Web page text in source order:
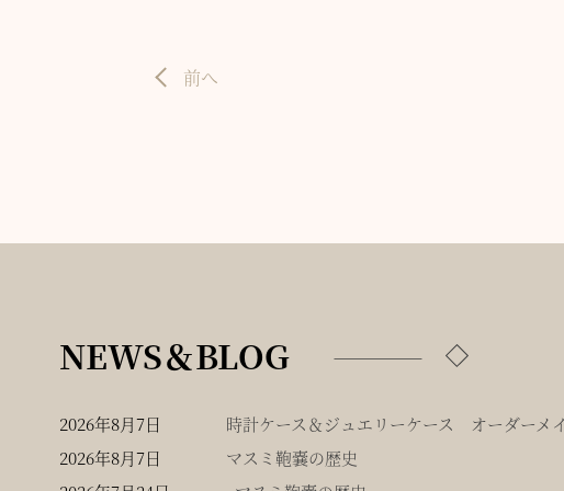
前へ
NEWS＆BLOG
2026年8月7日
時計ケース＆ジュエリーケース オーダーメ
2026年8月7日
マスミ鞄嚢の歴史